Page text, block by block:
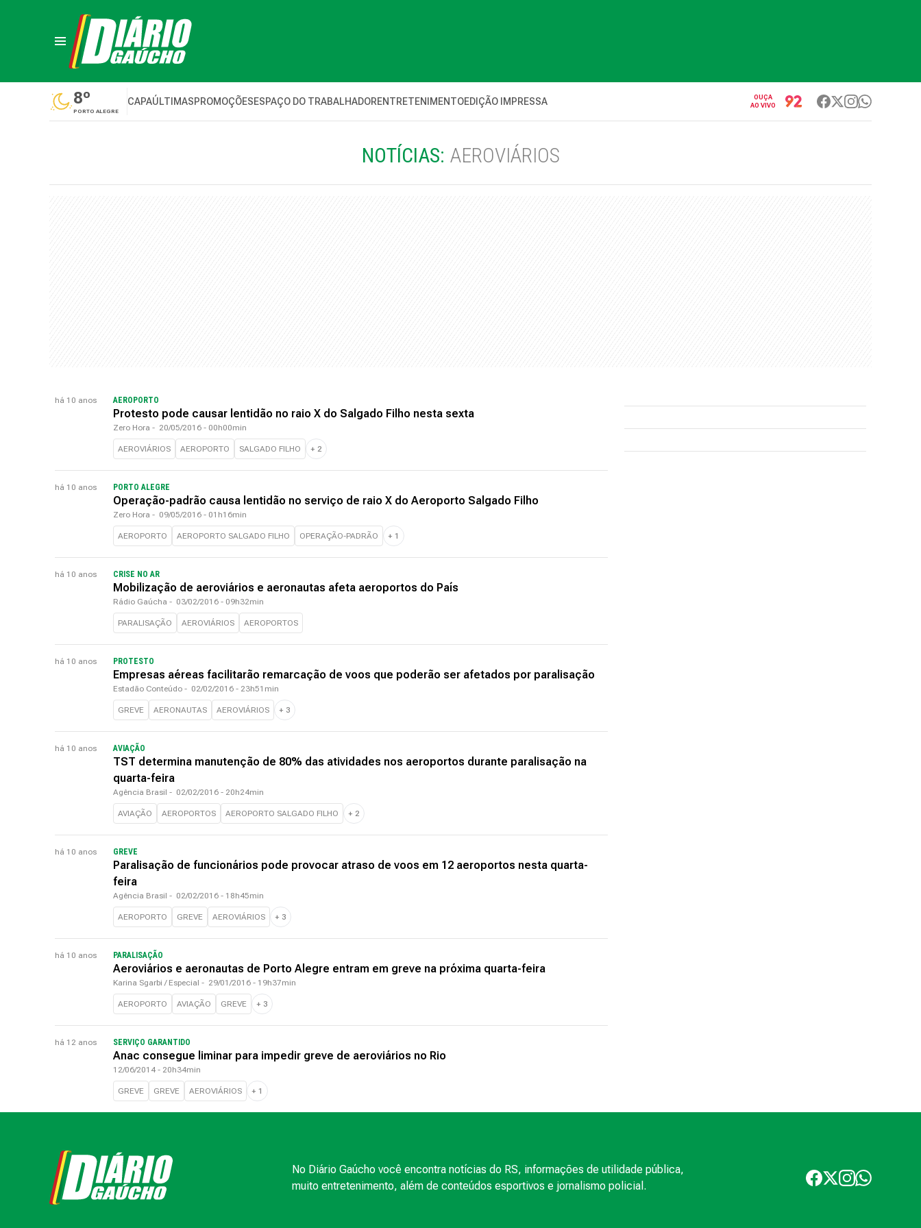
8º
PORTO ALEGRE
CAPAÚLTIMASPROMOÇÕESESPAÇO DO TRABALHADORENTRETENIMENTOEDIÇÃO IMPRESSA
OUÇA
AO VIVO
NOTÍCIAS: AEROVIÁRIOS
há 10 anos AEROPORTO
Protesto pode causar lentidão no raio X do Salgado Filho nesta sexta
Zero Hora - 20/05/2016 - 00h00min
AEROVIÁRIOS AEROPORTO SALGADO FILHO + 2
há 10 anos PORTO ALEGRE
Operação-padrão causa lentidão no serviço de raio X do Aeroporto Salgado Filho
Zero Hora - 09/05/2016 - 01h16min
AEROPORTO AEROPORTO SALGADO FILHO OPERAÇÃO-PADRÃO + 1
há 10 anos CRISE NO AR
Mobilização de aeroviários e aeronautas afeta aeroportos do País
Rádio Gaúcha - 03/02/2016 - 09h32min
PARALISAÇÃO AEROVIÁRIOS AEROPORTOS
há 10 anos PROTESTO
Empresas aéreas facilitarão remarcação de voos que poderão ser afetados por paralisação
Estadão Conteúdo - 02/02/2016 - 23h51min
GREVE AERONAUTAS AEROVIÁRIOS + 3
há 10 anos AVIAÇÃO
TST determina manutenção de 80% das atividades nos aeroportos durante paralisação na
quarta-feira
Agência Brasil - 02/02/2016 - 20h24min
AVIAÇÃO AEROPORTOS AEROPORTO SALGADO FILHO + 2
há 10 anos GREVE
Paralisação de funcionários pode provocar atraso de voos em 12 aeroportos nesta quarta-
feira
Agência Brasil - 02/02/2016 - 18h45min
AEROPORTO GREVE AEROVIÁRIOS + 3
há 10 anos PARALISAÇÃO
Aeroviários e aeronautas de Porto Alegre entram em greve na próxima quarta-feira
Karina Sgarbi / Especial - 29/01/2016 - 19h37min
AEROPORTO AVIAÇÃO GREVE + 3
há 12 anos SERVIÇO GARANTIDO
Anac consegue liminar para impedir greve de aeroviários no Rio
12/06/2014 - 20h34min
GREVE GREVE AEROVIÁRIOS + 1
No Diário Gaúcho você encontra notícias do RS, informações de utilidade pública,
muito entretenimento, além de conteúdos esportivos e jornalismo policial.